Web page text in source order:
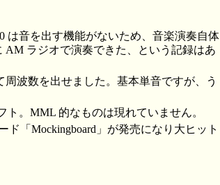
は音を出す機能がないため、音楽演奏自体
AM ラジオで演奏できた、という記録はあ
波数を出せました。基本単音ですが、う
。MML 的なものは現れていません。
「Mockingboard」が発売になり大ヒット